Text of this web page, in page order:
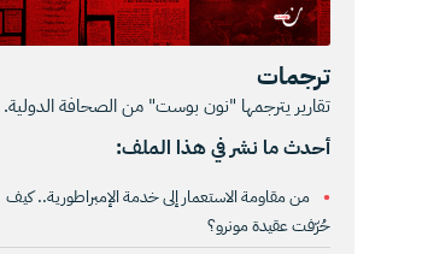
ترجمات
تقارير يترجمها "نون بوست" من الصحافة الدولية.
أحدث ما نشر في هذا الملف:
من مقاومة الاستعمار إلى خدمة الإمبراطورية.. كيف
حُرّفت عقيدة مونرو؟